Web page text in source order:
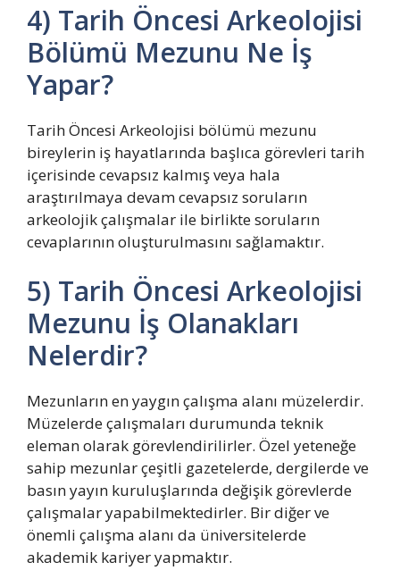
4) Tarih Öncesi Arkeolojisi
Bölümü Mezunu Ne İş
Yapar?
Tarih Öncesi Arkeolojisi bölümü mezunu
bireylerin iş hayatlarında başlıca görevleri tarih
içerisinde cevapsız kalmış veya hala
araştırılmaya devam cevapsız soruların
arkeolojik çalışmalar ile birlikte soruların
cevaplarının oluşturulmasını sağlamaktır.
5) Tarih Öncesi Arkeolojisi
Mezunu İş Olanakları
Nelerdir?
Mezunların en yaygın çalışma alanı müzelerdir.
Müzelerde çalışmaları durumunda teknik
eleman olarak görevlendirilirler. Özel yeteneğe
sahip mezunlar çeşitli gazetelerde, dergilerde ve
basın yayın kuruluşlarında değişik görevlerde
çalışmalar yapabilmektedirler. Bir diğer ve
önemli çalışma alanı da üniversitelerde
akademik kariyer yapmaktır.